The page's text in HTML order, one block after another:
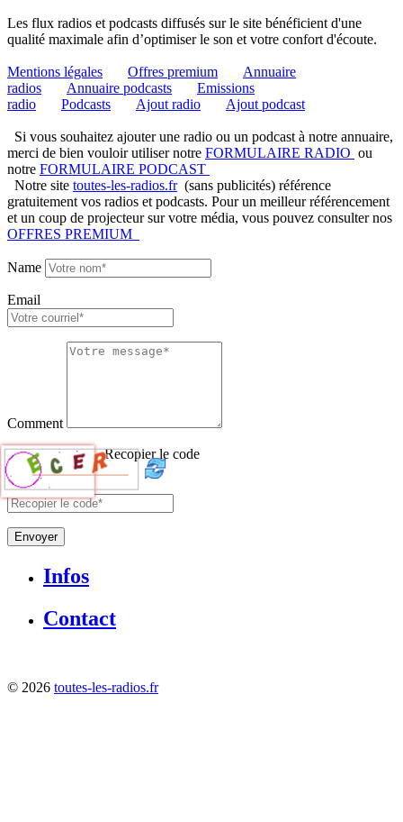
Les flux radios et podcasts diffusés sur le site bénéficient d'une
qualité maximale afin d’optimiser le son et votre confort d'écoute.
Mentions légales Offres premium
Annuaire
radios
Annuaire podcasts
Emissions
radio
Podcasts Ajout radio Ajout podcast
Si vous souhaitez ajouter une radio ou un podcast à notre annuaire,
merci de bien vouloir utiliser notre FORMULAIRE RADIO ou
notre FORMULAIRE PODCAST
Notre site toutes-les-radios.fr(sans publicités) référence
gratuitement vos radios et podcasts. Pour un meilleur référencement
et un coup de projecteur sur votre média, vous pouvez consulter nos
OFFRES PREMIUM
Name
Email
Comment
Recopier le code
Envoyer
Infos
Contact
© 2026 toutes-les-radios.fr